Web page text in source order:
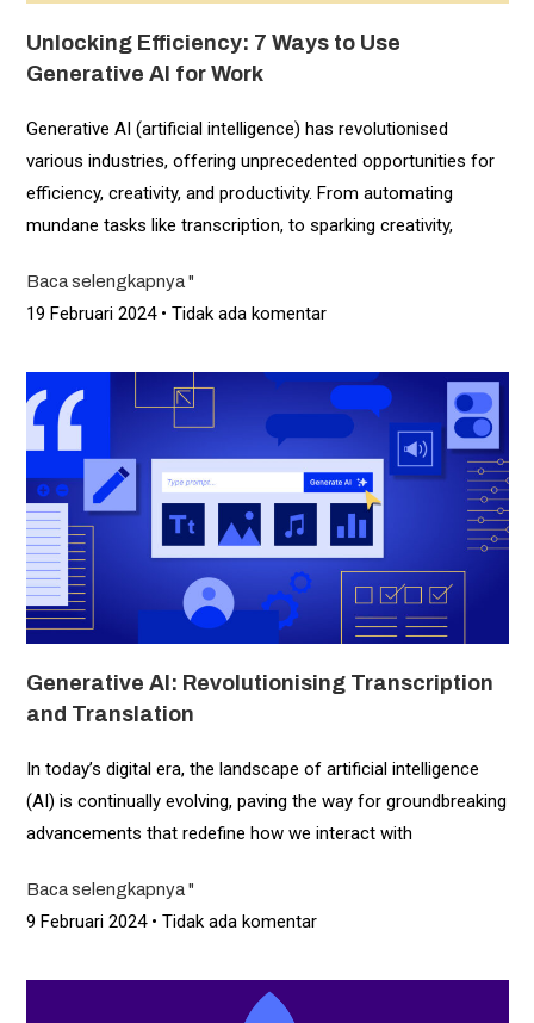
Unlocking Efficiency: 7 Ways to Use
Generative AI for Work
Generative AI (artificial intelligence) has revolutionised
various industries, offering unprecedented opportunities for
efficiency, creativity, and productivity. From automating
mundane tasks like transcription, to sparking creativity,
Baca selengkapnya "
19 Februari 2024 Tidak ada komentar
Generative AI: Revolutionising Transcription
and Translation
In today’s digital era, the landscape of artificial intelligence
(AI) is continually evolving, paving the way for groundbreaking
advancements that redefine how we interact with
Baca selengkapnya "
9 Februari 2024 Tidak ada komentar